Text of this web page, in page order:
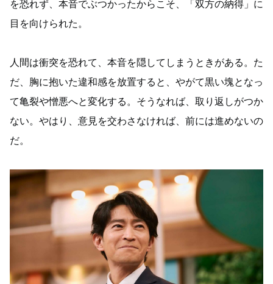
を恐れず、本音でぶつかったからこそ、「双方の納得」に
目を向けられた。
人間は衝突を恐れて、本音を隠してしまうときがある。た
だ、胸に抱いた違和感を放置すると、やがて黒い塊となっ
て亀裂や憎悪へと変化する。そうなれば、取り返しがつか
ない。やはり、意見を交わさなければ、前には進めないの
だ。